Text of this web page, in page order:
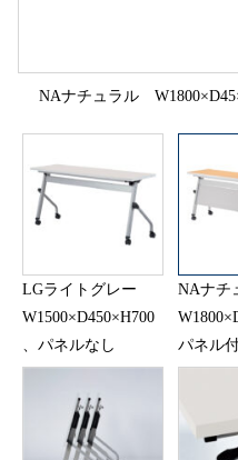
NAナチュラル
LGライトグレー
W1500×D450×H700
、パネルなし
NAナ
パネル